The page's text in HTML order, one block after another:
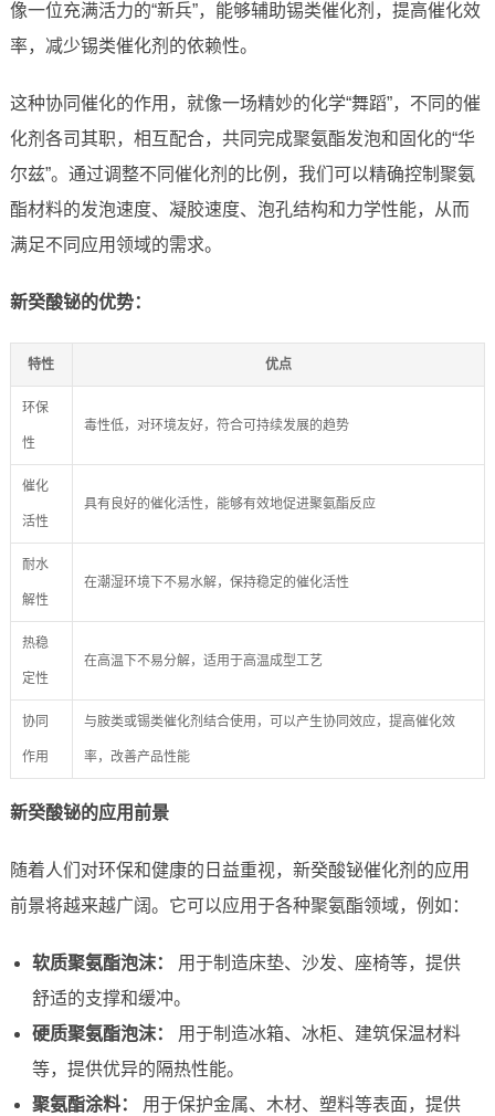
像一位充满活力的“新兵”，能够辅助锡类催化剂，提高催化效
率，减少锡类催化剂的依赖性。
这种协同催化的作用，就像一场精妙的化学“舞蹈”，不同的催
化剂各司其职，相互配合，共同完成聚氨酯发泡和固化的“华
尔兹”。通过调整不同催化剂的比例，我们可以精确控制聚氨
酯材料的发泡速度、凝胶速度、泡孔结构和力学性能，从而
满足不同应用领域的需求。
新癸酸铋的优势：
特性 优点
环保
性
毒性低，对环境友好，符合可持续发展的趋势
催化
活性
具有良好的催化活性，能够有效地促进聚氨酯反应
耐水
解性
在潮湿环境下不易水解，保持稳定的催化活性
热稳
定性
在高温下不易分解，适用于高温成型工艺
协同
作用
与胺类或锡类催化剂结合使用，可以产生协同效应，提高催化效
率，改善产品性能
新癸酸铋的应用前景
随着人们对环保和健康的日益重视，新癸酸铋催化剂的应用
前景将越来越广阔。它可以应用于各种聚氨酯领域，例如：
软质聚氨酯泡沫：
用于制造床垫、沙发、座椅等，提供
舒适的支撑和缓冲。
硬质聚氨酯泡沫：
用于制造冰箱、冰柜、建筑保温材料
等，提供优异的隔热性能。
聚氨酯涂料：
用于保护金属、木材、塑料等表面，提供